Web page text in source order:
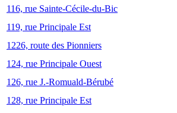
116, rue Sainte-Cécile-du-Bic
119, rue Principale Est
1226, route des Pionniers
124, rue Principale Ouest
126, rue J.-Romuald-Bérubé
128, rue Principale Est